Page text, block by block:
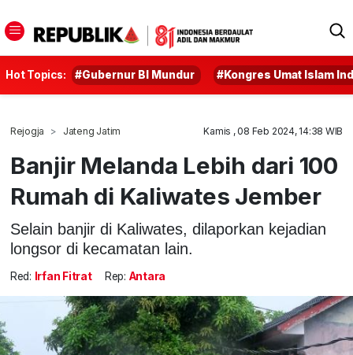
Hot Topics: #Gubernur BI Mundur #Kongres Umat Islam
Rejogja Jateng Jatim Kamis , 08 Feb 2024, 14:38 WIB
Banjir Melanda Lebih dari 100
Rumah di Kaliwates Jember
Selain banjir di Kaliwates, dilaporkan kejadian
longsor di kecamatan lain.
Red: Irfan Fitrat Rep: Antara